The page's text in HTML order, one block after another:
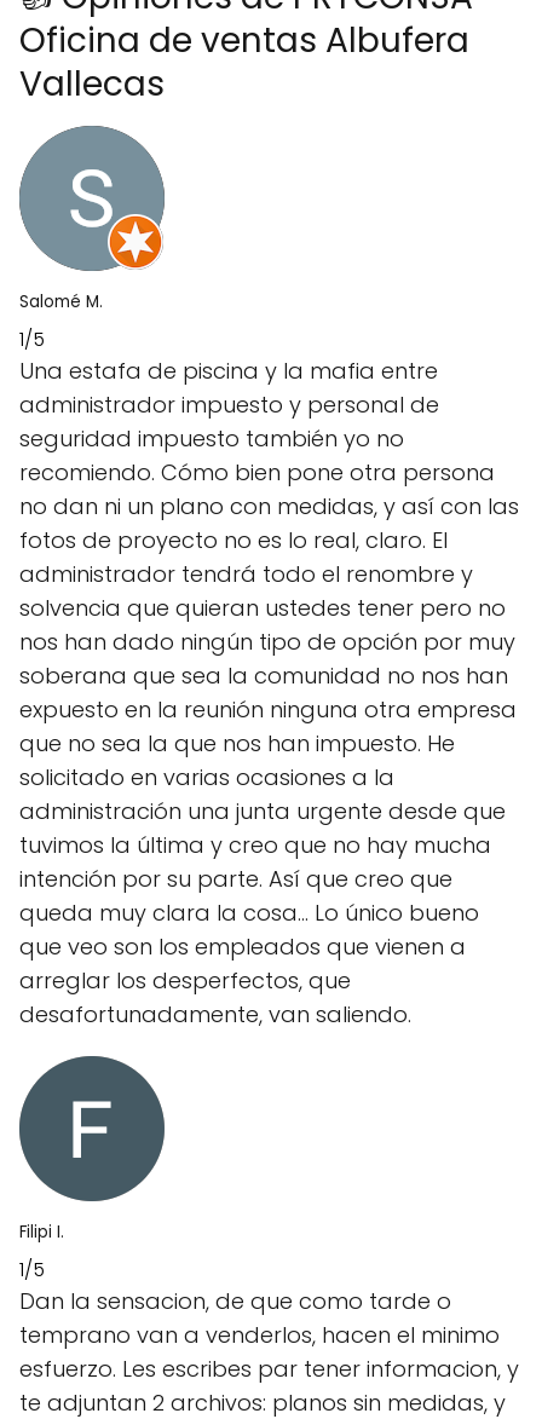
Oficina de ventas Albufera
Vallecas
Salomé M.
1/5
Una estafa de piscina y la mafia entre
administrador impuesto y personal de
seguridad impuesto también yo no
recomiendo. Cómo bien pone otra persona
no dan ni un plano con medidas, y así con las
fotos de proyecto no es lo real, claro. El
administrador tendrá todo el renombre y
solvencia que quieran ustedes tener pero no
nos han dado ningún tipo de opción por muy
soberana que sea la comunidad no nos han
expuesto en la reunión ninguna otra empresa
que no sea la que nos han impuesto. He
solicitado en varias ocasiones a la
administración una junta urgente desde que
tuvimos la última y creo que no hay mucha
intención por su parte. Así que creo que
queda muy clara la cosa... Lo único bueno
que veo son los empleados que vienen a
arreglar los desperfectos, que
desafortunadamente, van saliendo.
Filipi I.
1/5
Dan la sensacion, de que como tarde o
temprano van a venderlos, hacen el minimo
esfuerzo. Les escribes par tener informacion, y
te adjuntan 2 archivos: planos sin medidas, y